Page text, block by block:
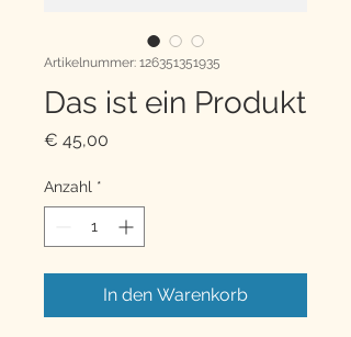
Artikelnummer: 126351351935
Das ist ein Produkt
€ 45,00
Anzahl *
In den Warenkorb